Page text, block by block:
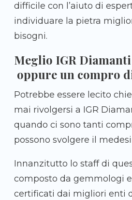
difficile con l’aiuto di
individuare la pietra
bisogni.
Meglio IGR
oppure un compro
Potrebbe essere lecito
mai rivolgersi a IGR
quando ci sono tanti
possono svolgere il
Innanzitutto lo staff di
composto da gemmologi
certificati dai migliori enti